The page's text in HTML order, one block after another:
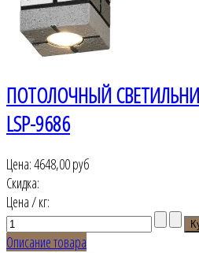
ПОТОЛОЧНЫЙ СВЕТИЛЬНИК
LSP-9686
Цена:4648,00 руб
Скидка:
Цена / кг:
Описание товара